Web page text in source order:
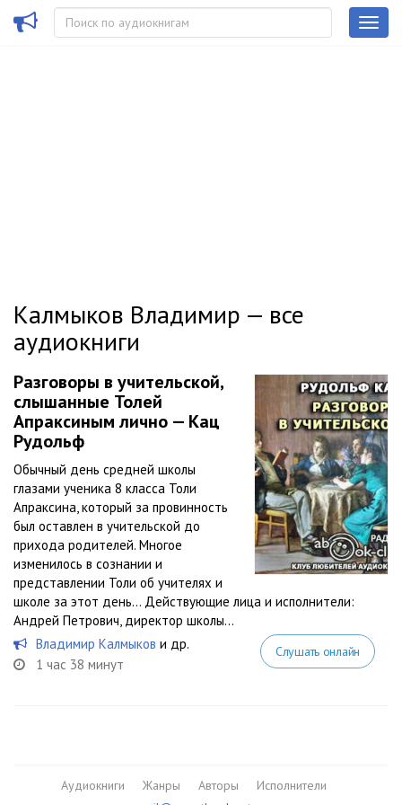
Калмыков Владимир — все
аудиокниги
Разговоры в учительской,
слышанные Толей
Апраксиным лично — Кац
Рудольф
Обычный день средней школы
глазами ученика 8 класса Толи
Апраксина, который за провинность
был оставлен в учительской до
прихода родителей. Многое
изменилось в сознании и
представлении Толи об учителях и
школе за этот день… Действующие лица и исполнители:
Андрей Петрович, директор школы...
Владимир Калмыков и др.
1 час 38 минут
Слушать онлайн
Аудиокниги Жанры Авторы
Исполнители